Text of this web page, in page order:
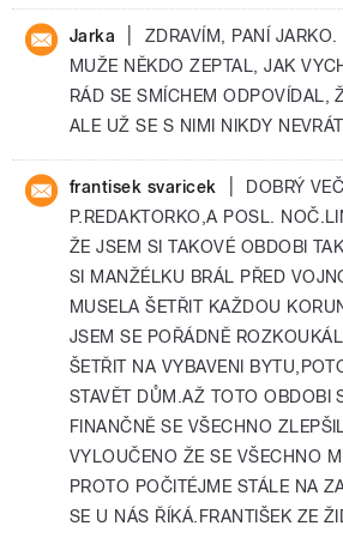
Jarka
ZDRAVÍM, PANÍ
MUŽE NĚKDO ZEPTAL, JAK
RÁD SE SMÍCHEM ODPOVÍDAL,
ALE UŽ SE S NIMI NIKDY
frantisek svaricek
DOBRÝ
P.REDAKTORKO,A POSL.
ŽE JSEM SI TAKOVÉ OBDOBI
SI MANŽÉLKU BRÁL PŘED
MUSELA ŠETŘIT KAŽDOU
JSEM SE POŘÁDNĚ
ŠETŘIT NA VYBAVENI
STAVĚT DŮM.AŽ TOTO OBDOBI
FINANČNĚ SE VŠECHNO
VYLOUČENO ŽE SE VŠECHNO
PROTO POČITÉJME STÁLE NA
SE U NÁS ŘÍKÁ.FRANTIŠEK ZE